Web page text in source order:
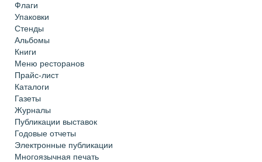
Флаги
Упаковки
Стенды
Альбомы
Книги
Меню ресторанов
Прайс-лист
Каталоги
Газеты
Журналы
Публикации выставок
Годовые отчеты
Электронные публикации
Многоязычная печать